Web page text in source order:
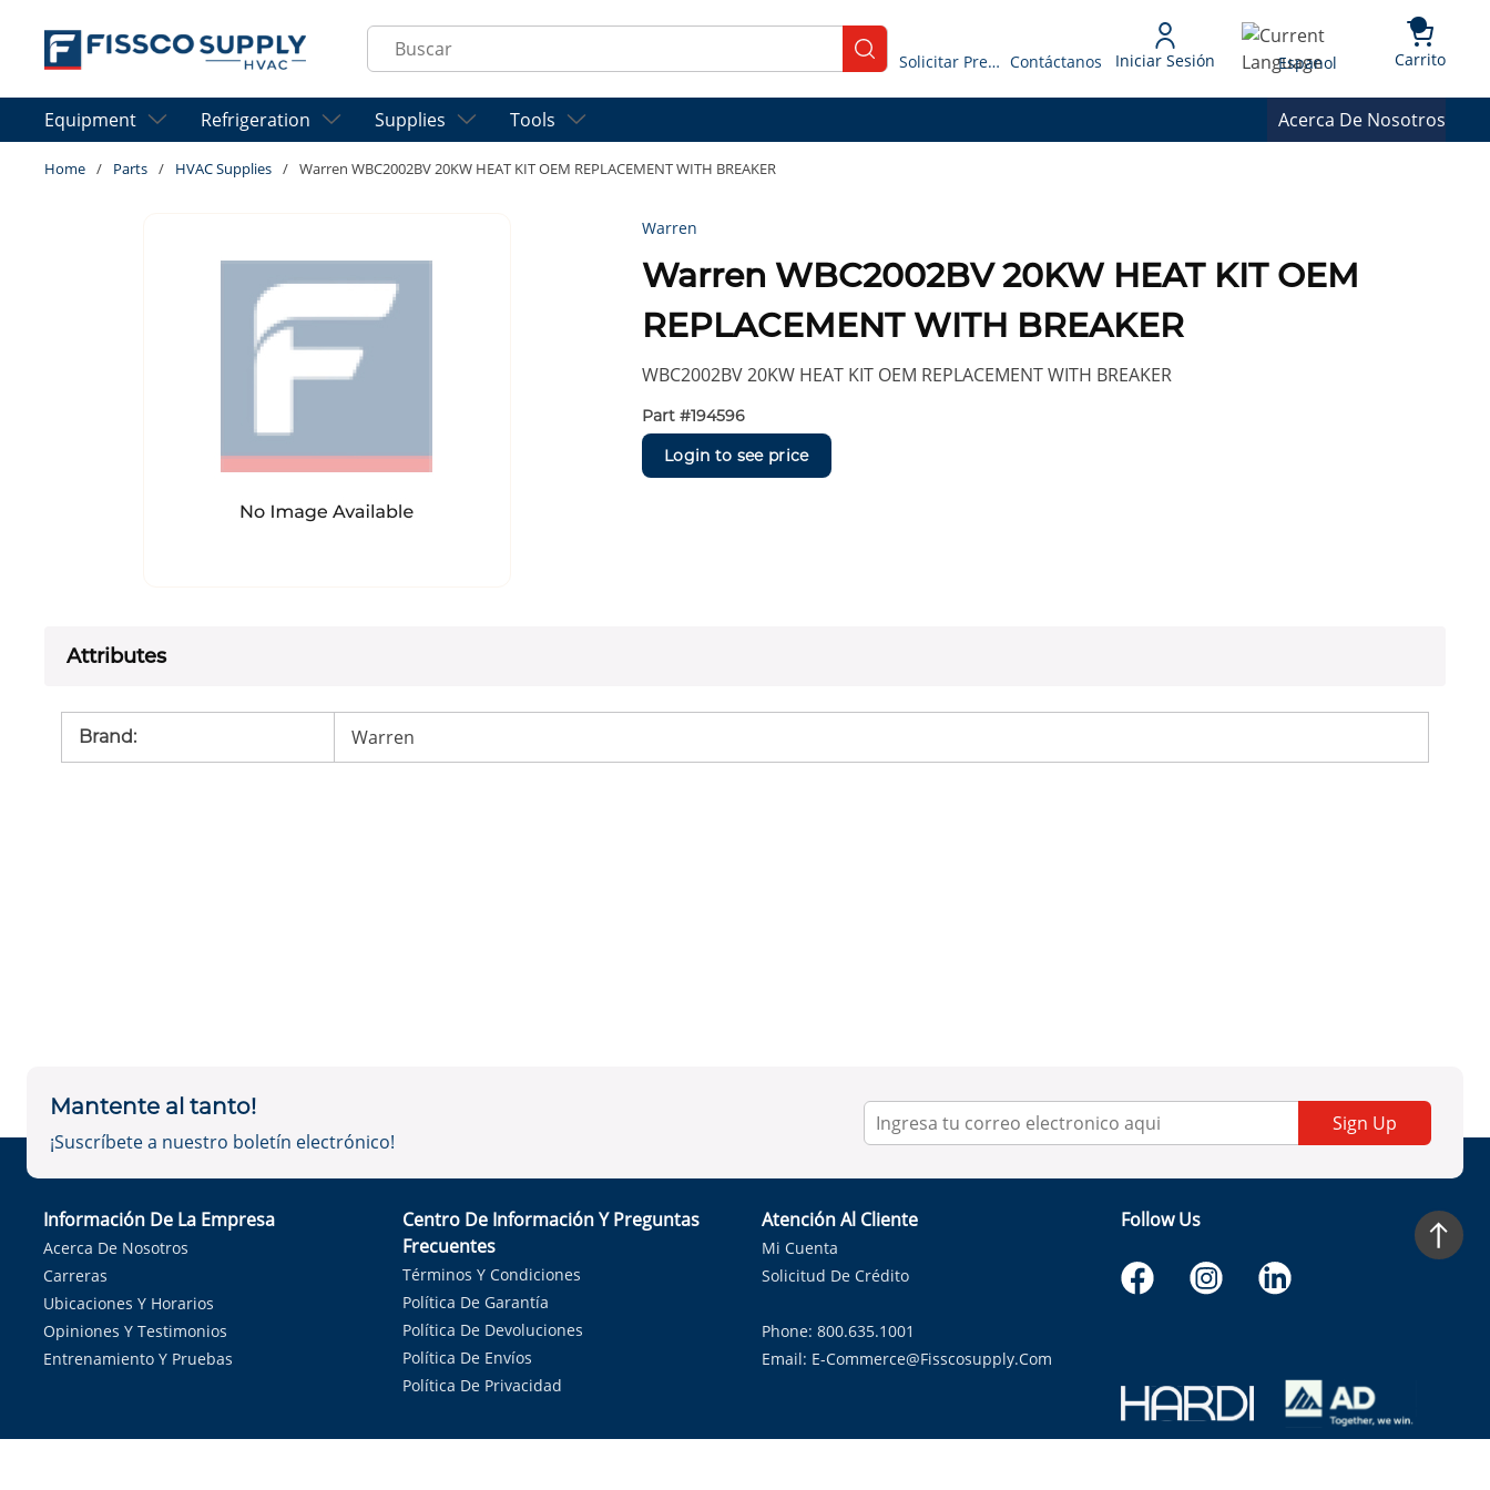
Skip to main content
Site Search
submit search
Solicitar Presupuesto Contáctanos Iniciar Sesión Language
Espanol Carrito{0}
Equipment Refrigeration Supplies Tools Acerca De Nosotros
Home / Parts / HVAC Supplies / Warren WBC2002BV 20KW HEAT KIT OEM REPLACEMENT WITH BREAKER
Warren
Warren WBC2002BV 20KW HEAT KIT OEM
REPLACEMENT WITH BREAKER
WBC2002BV 20KW HEAT KIT OEM REPLACEMENT WITH BREAKER
Part #194596
Login to see price
Attributes
Brand: Warren
Mantente al tanto!
¡Suscríbete a nuestro boletín electrónico!
Sign Up
Información De La Empresa
Acerca De Nosotros
Carreras
Ubicaciones Y Horarios
Opiniones Y Testimonios
Entrenamiento Y Pruebas
Centro De Información Y Preguntas
Frecuentes
Términos Y Condiciones
Política De Garantía
Política De Devoluciones
Política De Envíos
Política De Privacidad
Atención Al Cliente
Mi Cuenta
Solicitud De Crédito
Phone: 800.635.1001
Email: E-Commerce@fisscosupply.com
Follow Us